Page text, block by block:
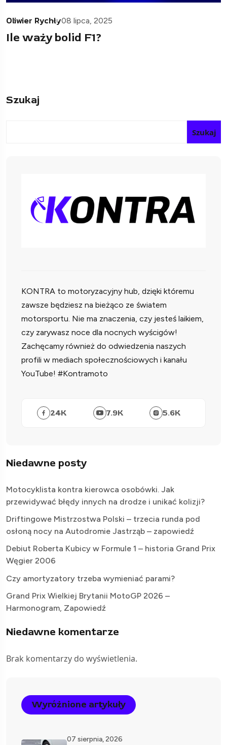
Oliwier Rychły08 lipca, 2025
Ile waży bolid F1?
Szukaj
Szukaj
KONTRA to motoryzacyjny hub, dzięki któremu
zawsze będziesz na bieżąco ze światem
motorsportu. Nie ma znaczenia, czy jesteś laikiem,
czy zarywasz noce dla nocnych wyścigów!
Zachęcamy również do odwiedzenia naszych
profili w mediach społecznościowych i kanału
YouTube! #Kontramoto
24K 7.9K 5.6K
Niedawne posty
Motocyklista kontra kierowca osobówki. Jak
przewidywać błędy innych na drodze i unikać kolizji?
Driftingowe Mistrzostwa Polski – trzecia runda pod
osłoną nocy na Autodromie Jastrząb – zapowiedź
Debiut Roberta Kubicy w Formule 1 – historia Grand Prix
Węgier 2006
Czy amortyzatory trzeba wymieniać parami?
Grand Prix Wielkiej Brytanii MotoGP 2026 –
Harmonogram, Zapowiedź
Niedawne komentarze
Brak komentarzy do wyświetlenia.
Wyróżnione artykuły
07 sierpnia, 2026